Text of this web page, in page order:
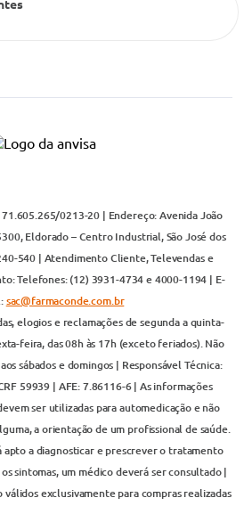
71.605.265/0213-20 | Endereço: Avenida João
Eldorado – Centro Industrial, São José dos
540 | Atendimento Cliente, Televendas e
Telefones: (12) 3931-4734 e 4000-1194 | E-
sac@farmaconde.com.br
elogios e reclamações de segunda a quinta-
feira, das 08h às 17h (exceto feriados). Não
sábados e domingos | Responsável Técnica:
59939 | AFE: 7.86116-6 | As informações
ser utilizadas para automedicação e não
a orientação de um profissional de saúde.
apto a diagnosticar e prescrever o tratamento
sintomas, um médico deverá ser consultado |
válidos exclusivamente para compras realizadas